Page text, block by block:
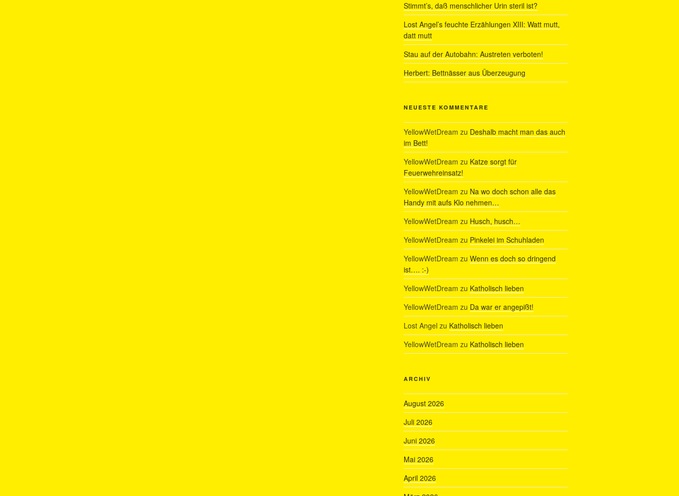
Stimmt’s, daß menschlicher Urin steril ist?
Lost Angel’s feuchte Erzählungen XIII: Watt mutt,
datt mutt
Stau auf der Autobahn: Austreten verboten!
Herbert: Bettnässer aus Überzeugung
NEUESTE KOMMENTARE
YellowWetDream zu Deshalb macht man das auch
im Bett!
YellowWetDream zu Katze sorgt für
Feuerwehreinsatz!
YellowWetDream zu Na wo doch schon alle das
Handy mit aufs Klo nehmen…
YellowWetDream zu Husch, husch…
YellowWetDream zu Pinkelei im Schuhladen
YellowWetDream zu Wenn es doch so dringend
ist…. :-)
YellowWetDream zu Katholisch lieben
YellowWetDream zu Da war er angepißt!
Lost Angel zu Katholisch lieben
YellowWetDream zu Katholisch lieben
ARCHIV
August 2026
Juli 2026
Juni 2026
Mai 2026
April 2026